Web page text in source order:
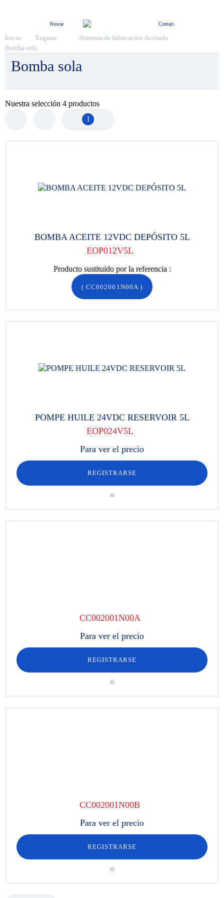
Buscar Contact
Inicio Engrase
Sistemas de lubricación Aceitado
Bomba sola
Bomba sola
Nuestra selección 4 productos
1
BOMBA ACEITE 12VDC DEPÓSITO 5L
EOP012V5L
Producto sustituido por la referencia :
(CC002001N00A)
POMPE HUILE 24VDC RESERVOIR 5L
EOP024V5L
Para ver el precio
REGISTRARSE
o
CC002001N00A
Para ver el precio
REGISTRARSE
o
CC002001N00B
Para ver el precio
REGISTRARSE
o